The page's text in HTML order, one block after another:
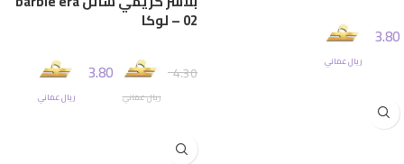
3.80
ريال عماني
02 – لوكا
4.30
ريال عماني
3.80
ريال عماني